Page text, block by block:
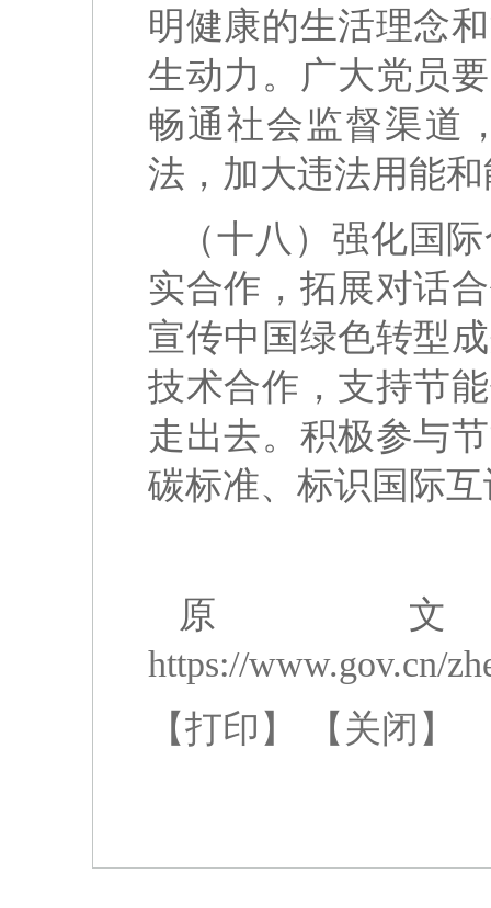
明健康的生活理念
生动力。广大党员
畅通社会监督渠道
法，加大违法用能
（十八）强化国
实合作，拓展对话
宣传中国绿色转型
技术合作，支持节
走出去。积极参与
碳标准、标识国际
原
https://www.gov.cn/
【打印】
【关闭】